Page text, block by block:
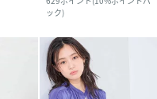
ック)